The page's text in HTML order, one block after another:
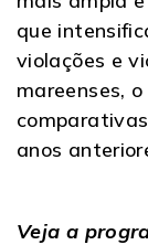
que
violações e
mareenses,
anos
Veja a